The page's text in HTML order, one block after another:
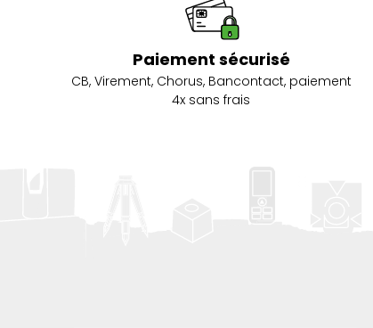
Paiement sécurisé
CB, Virement, Chorus, Bancontact, paiement
4x sans frais